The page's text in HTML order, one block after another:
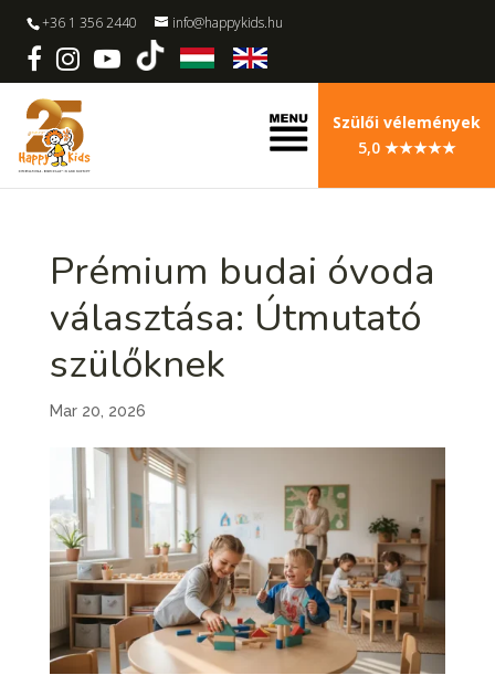
+36 1 356 2440 info@happykids.hu
Szülői vélemények
5,0 ★★★★★
Prémium budai óvoda
választása: Útmutató
szülőknek
Mar 20, 2026